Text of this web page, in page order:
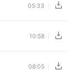
05:33
10:58
08:05